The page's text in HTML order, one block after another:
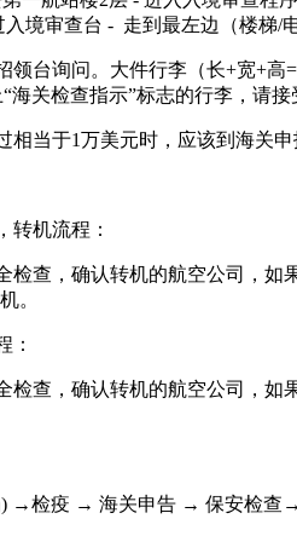
境审查台 - 走到最左边（楼梯
领台询问。大件行李（长+宽+
关检查指示”标志的行李，请
于1万美元时，应该到海关申
机流程：
，确认转机的航空公司，如
。
：
，确认转机的航空公司，如
检疫 → 海关申告 → 保安检查→